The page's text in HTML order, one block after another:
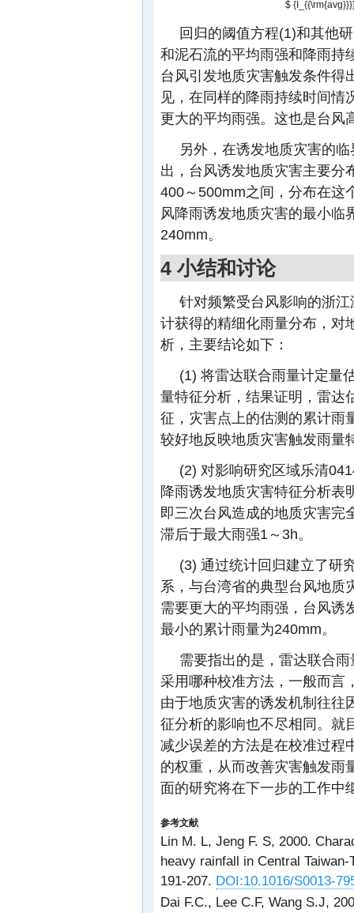
$
回归的阈值方程(1)和其他
和泥石流的平均雨强和降雨持
台风引发地质灾害触发条件得
见，在同样的降雨持续时间情
更大的平均雨强。这也是台风
另外，在诱发地质灾害的
出，台风诱发地质灾害主要分
400～500mm之间，分布在这
风降雨诱发地质灾害的最小临
240mm。
4 小结和讨论
针对频繁受台风影响的浙
计获得的精细化雨量分布，对
析，主要结论如下：
(1) 将雷达联合雨量计定量
量特征分析，结果证明，雷达
征，灾害点上的估测的累计雨
较好地反映地质灾害触发雨量
(2) 对影响研究区域乐清
降雨诱发地质灾害特征分析表
即三次台风造成的地质灾害完
滞后于最大雨强1～3h。
(3) 通过统计回归建立了研
系，与台湾省的典型台风地质
需要更大的平均雨强，台风诱
最小的累计雨量为240mm。
需要指出的是，雷达联合
采用哪种校准方法，一般而言
由于地质灾害的诱发机制往往
征分析的影响也不尽相同。就
减少误差的方法是在校准过程
的权重，从而改善灾害触发雨
面的研究将在下一步的工作中
参考文献
Lin M. L, Jeng F. S, 2000.
heavy rainfall in Central
191-207. DOI:10.1016/S0013-
Dai F.C., Lee C.F, Wang S.J,